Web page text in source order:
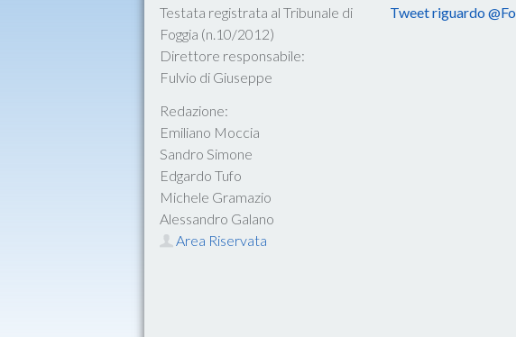
Testata registrata al Tribunale di
Foggia (n.10/2012)
Direttore responsabile:
Fulvio di Giuseppe
Redazione:
Emiliano Moccia
Sandro Simone
Edgardo Tufo
Michele Gramazio
Alessandro Galano
Area Riservata
Tweet riguardo